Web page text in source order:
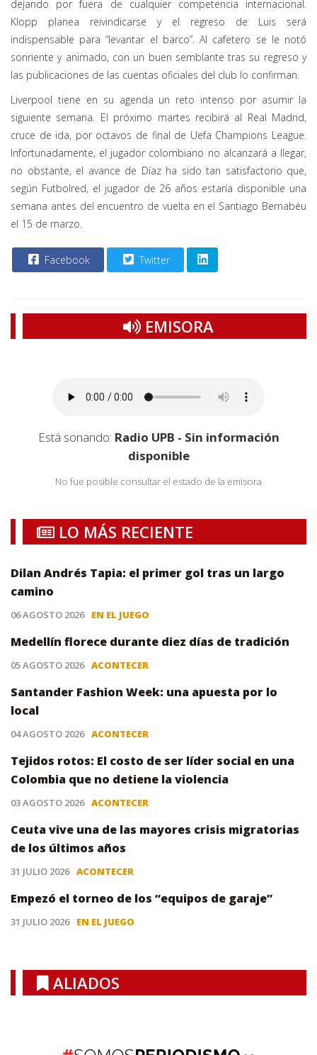
dejando por fuera de cualquier competencia internacional.
Klopp planea reivindicarse y el regreso de Luis será
indispensable para “levantar el barco”. Al cafetero se le notó
sonriente y animado, con un buen semblante tras su regreso y
las publicaciones de las cuentas oficiales del club lo confirman.
Liverpool tiene en su agenda un reto intenso por asumir la
siguiente semana. El próximo martes recibirá al Real Madrid,
cruce de ida, por octavos de final de Uefa Champions League.
Infortunadamente, el jugador colombiano no alcanzará a llegar,
no obstante, el avance de Díaz ha sido tan satisfactorio que,
según Futbolred, el jugador de 26 años estaría disponible una
semana antes del encuentro de vuelta en el Santiago Bernabéu
el 15 de marzo.
Facebook Twitter
EMISORA
Está sonando: Radio UPB - Sin información
disponible
No fue posible consultar el estado de la emisora
LO MÁS RECIENTE
Dilan Andrés Tapia: el primer gol tras un largo
camino
06 AGOSTO 2026 EN EL JUEGO
Medellín florece durante diez días de tradición
05 AGOSTO 2026 ACONTECER
Santander Fashion Week: una apuesta por lo
local
04 AGOSTO 2026 ACONTECER
Tejidos rotos: El costo de ser líder social en una
Colombia que no detiene la violencia
03 AGOSTO 2026 ACONTECER
Ceuta vive una de las mayores crisis migratorias
de los últimos años
31 JULIO 2026 ACONTECER
Empezó el torneo de los “equipos de garaje”
31 JULIO 2026 EN EL JUEGO
ALIADOS